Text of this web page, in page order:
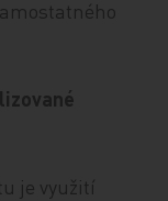
je využití